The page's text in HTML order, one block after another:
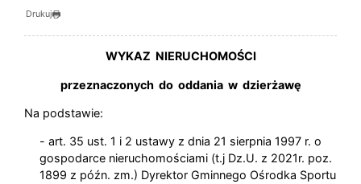
Drukuj
WYKAZ NIERUCHOMOŚCI
przeznaczonych do oddania w dzierżawę
Na podstawie:
- art. 35 ust. 1 i 2 ustawy z dnia 21 sierpnia 1997 r. o
gospodarce nieruchomościami (t.j Dz.U. z 2021r. poz.
1899 z późn. zm.) Dyrektor Gminnego Ośrodka Sportu